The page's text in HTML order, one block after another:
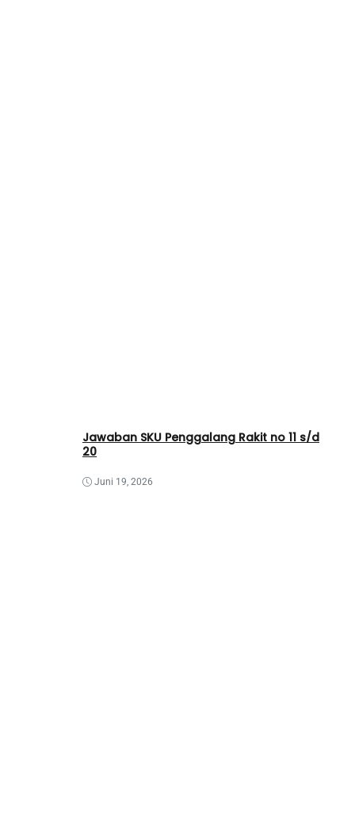
Jawaban SKU Penggalang Rakit no 11 s/d
20
Juni 19, 2026